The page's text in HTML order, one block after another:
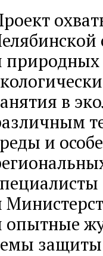
в
и
опытные